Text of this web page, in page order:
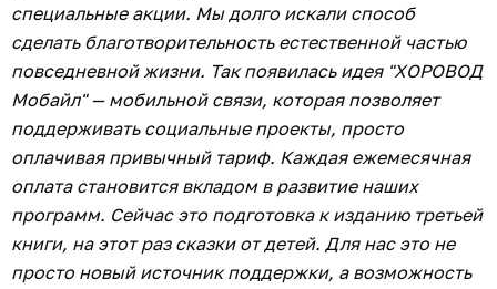
специальные акции. Мы долго искали способ
сделать благотворительность естественной частью
повседневной жизни. Так появилась идея "ХОРОВОД
Мобайл" — мобильной связи, которая позволяет
поддерживать социальные проекты, просто
оплачивая привычный тариф. Каждая ежемесячная
оплата становится вкладом в развитие наших
программ. Сейчас это подготовка к изданию третьей
книги, на этот раз сказки от детей. Для нас это не
просто новый источник поддержки, а возможность